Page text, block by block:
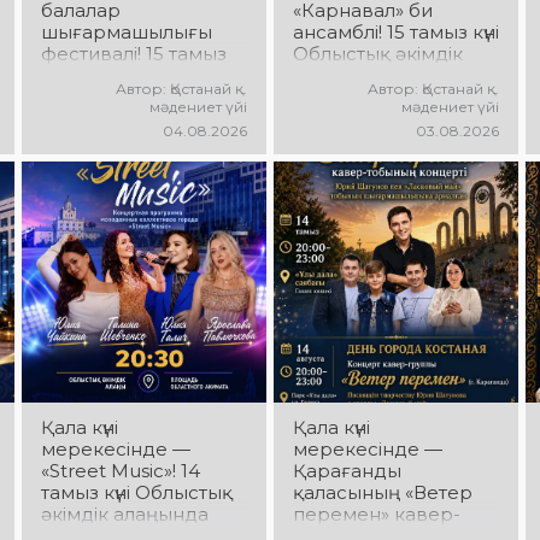
балалар
шығармашылығы
фестивалі! 15 тамыз
алаңында «Даму
бала» жобасының
шығармашылық
ұжымдары
қатысатын «Алтын
дән» фестивалі өтеді!
Сіздерді жас
таланттардың
жарқын өнері, әсем
әндер, әсерлі билер
мен мерекелік көңіл
күй күтеді!
Автор: Қостанай қ.
мәдениет үйі
04.08.2026
«Карнавал» би
ансамблі! 15 тамыз күні
Облыстық әкімдік
«Карнавал» би
ансамблінің
бағдарламасы өтеді!
Ансамбль жетекшісі
— Шамиль
Фахрутдинов.
Сіздерді әсерлі
хореографиялық
қойылымдар,
жарқын бейнелер,
қуатты ырғақ пен
мерекелік көңіл күй
күтеді!
Автор: Қостанай қ.
мәдениет үйі
03.08.2026
Қала күні
мерекесінде —
«Street Music»! 14
тамыз күні Облыстық
әкімдік алаңында
Қала күні
мерекесінде —
Қарағанды
қаласының «Ветер
перемен» кавер-